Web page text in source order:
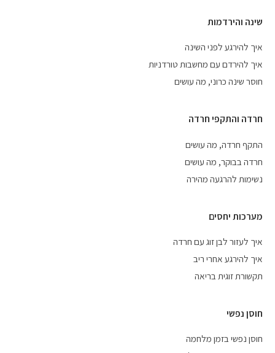
שינה והירדמות
איך להירגע לפני השינה
איך להירדם עם מחשבות טורדניות
חוסר שינה כרוני, מה עושים
חרדה והתקפי חרדה
התקף חרדה, מה עושים
חרדה בבוקר, מה עושים
נשימות להרגעה מהירה
מערכות יחסים
איך לעזור לבן זוג עם חרדה
איך להירגע אחרי ריב
תקשורת זוגית בריאה
חוסן נפשי
חוסן נפשי בזמן מלחמה